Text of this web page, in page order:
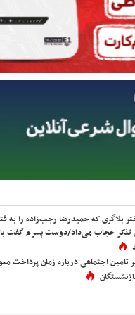
بلاگری که حمیدرضا رجب‌زاده را به
تذکر حجاب می‌داد/دوست پسرم گفت
تامین اجتماعی درباره زمان پرداخت